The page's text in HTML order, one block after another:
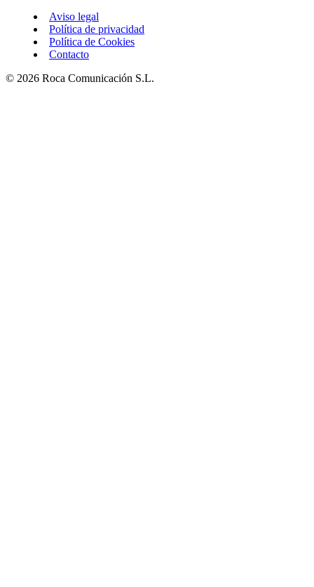
Aviso legal
Política de privacidad
Política de Cookies
Contacto
© 2026 Roca Comunicación S.L.